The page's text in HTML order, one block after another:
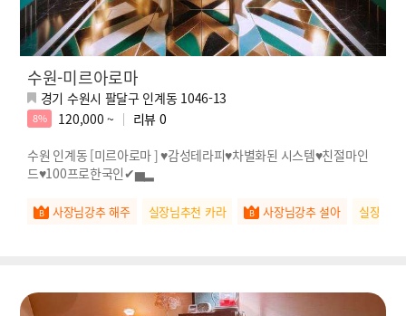
수원-미르아로마
경기 수원시 팔달구 인계동 1046-13
8% 120,000 ~ 리뷰 0
수원 인계동 [미르아로마 ] ♥감성테라피♥차별화된 시스템♥친절마인
드♥100프로한국인✔▅▂
사장님강추 해주 실장님추천 카라 사장님강추 설아 실장님추